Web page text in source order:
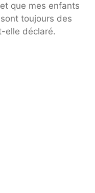
que mes enfants
toujours des
elle déclaré.